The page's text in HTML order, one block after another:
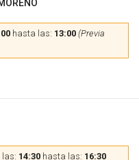
hasta las: 13:00 (Previa
las: 14:30 hasta las: 16:30